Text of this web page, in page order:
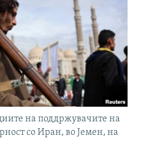
на поддржувачите на
со Иран, во Јемен, на